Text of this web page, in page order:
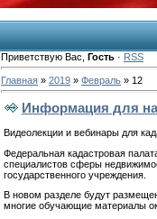
Приветствую Вас Гость· RSS
Главная» 2019 » Февраль » 12
Информация для
Видеолекции и вебинары для
Федеральная кадастровая
специалистов сферы
государственного учреждения.
В новом разделе будут
многие обучающие материалы